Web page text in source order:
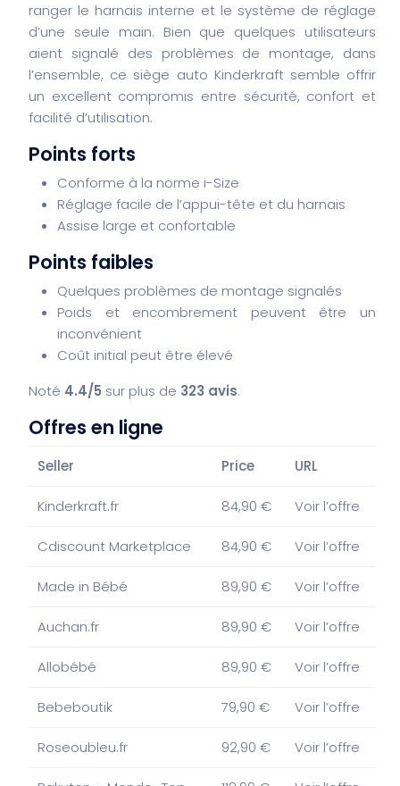
ranger le harnais interne et le système de réglage
d’une seule main. Bien que quelques utilisateurs
aient signalé des problèmes de montage, dans
l’ensemble, ce siège auto Kinderkraft semble offrir
un excellent compromis entre sécurité, confort et
facilité d’utilisation.
Points forts
Conforme à la norme i-Size
Réglage facile de l’appui-tête et du harnais
Assise large et confortable
Points faibles
Quelques problèmes de montage signalés
Poids et encombrement peuvent être un
inconvénient
Coût initial peut être élevé
Noté 4.4/5 sur plus de 323 avis.
Offres en ligne
Seller Price URL
Kinderkraft.fr 84,90 € Voir l’offre
Cdiscount Marketplace 84,90 € Voir l’offre
Made in Bébé 89,90 € Voir l’offre
Auchan.fr 89,90 € Voir l’offre
Allobébé 89,90 € Voir l’offre
Bebeboutik 79,90 € Voir l’offre
Roseoubleu.fr 92,90 € Voir l’offre